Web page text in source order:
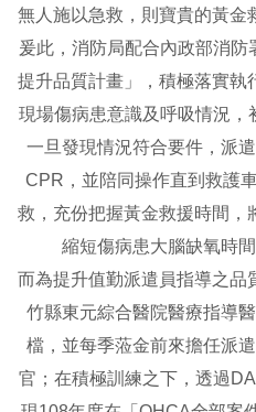
無人施以急救，則寶貴的黃金
爰此，消防局配合內政部消
提升品質計畫」，積極落實執
現場傷病患意識及呼吸情況，
一旦發現情況符合要件，派
CPR，並陪同操作直到救護
救，充份把握黃金救援時間，
縮短傷病患大腦缺氧時
而為提升值勤派遣員指導之品
竹縣東元綜合醫院醫療指導
檔，並每季蒞金前來擔任派
官；在積極訓練之下，透過